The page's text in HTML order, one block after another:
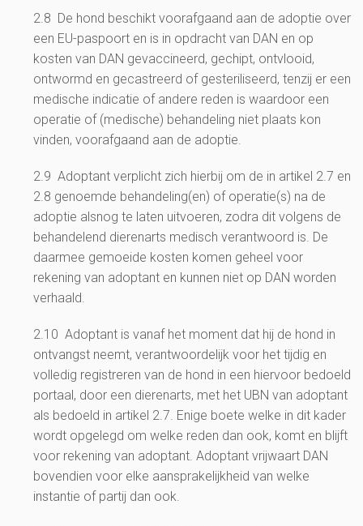
2.8 De hond beschikt voorafgaand aan de adoptie over
een EU-paspoort en is in opdracht van DAN en op
kosten van DAN gevaccineerd, gechipt, ontvlooid,
ontwormd en gecastreerd of gesteriliseerd, tenzij er een
medische indicatie of andere reden is waardoor een
operatie of (medische) behandeling niet plaats kon
vinden, voorafgaand aan de adoptie.
2.9 Adoptant verplicht zich hierbij om de in artikel 2.7 en
2.8 genoemde behandeling(en) of operatie(s) na de
adoptie alsnog te laten uitvoeren, zodra dit volgens de
behandelend dierenarts medisch verantwoord is. De
daarmee gemoeide kosten komen geheel voor
rekening van adoptant en kunnen niet op DAN worden
verhaald.
2.10 Adoptant is vanaf het moment dat hij de hond in
ontvangst neemt, verantwoordelijk voor het tijdig en
volledig registreren van de hond in een hiervoor bedoeld
portaal, door een dierenarts, met het UBN van adoptant
als bedoeld in artikel 2.7. Enige boete welke in dit kader
wordt opgelegd om welke reden dan ook, komt en blijft
voor rekening van adoptant. Adoptant vrijwaart DAN
bovendien voor elke aansprakelijkheid van welke
instantie of partij dan ook.